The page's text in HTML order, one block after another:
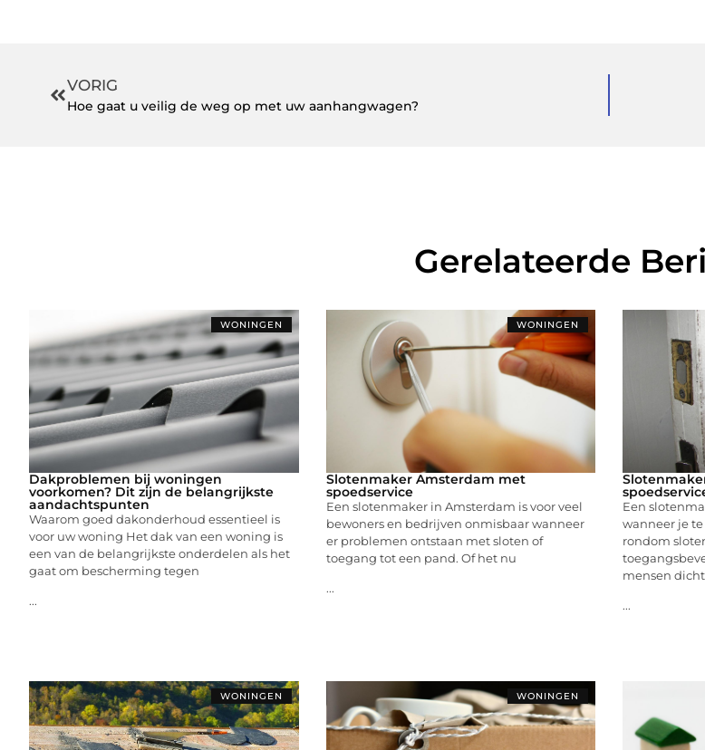
VORIG
Hoe gaat u veilig de weg op met uw aanhangwagen?
Gerelateerde
WONINGEN
Dakproblemen bij woningen
voorkomen? Dit zijn de belangrijkste
aandachtspunten
Waarom goed dakonderhoud essentieel is
voor uw woning Het dak van een woning is
een van de belangrijkste onderdelen als het
gaat om bescherming tegen
...
WONINGEN
Slotenmaker Amsterdam met
spoedservice
Een slotenmaker in Amsterdam is voor veel
bewoners en bedrijven onmisbaar wanneer
er problemen ontstaan met sloten of
toegang tot een pand. Of het nu
...
Een
wanneer je
rondom
mensen dicht
...
WONINGEN WONINGEN